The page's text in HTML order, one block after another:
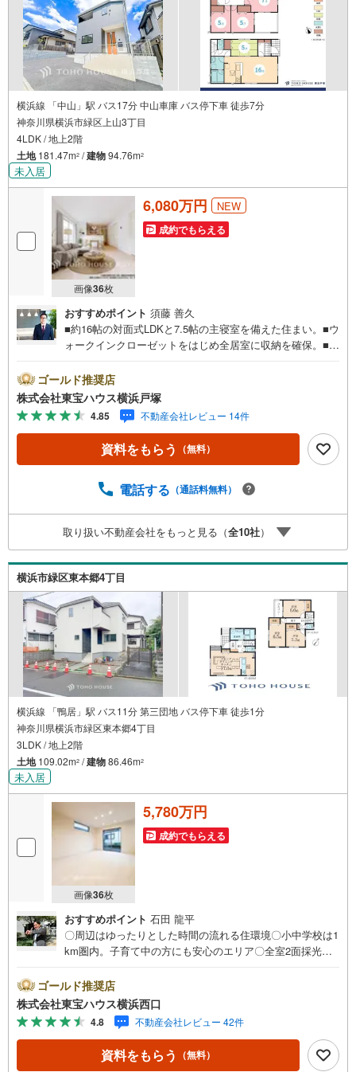
横浜線 「中山」駅 バス17分 中山車庫 バス停下車 徒歩7分
神奈川県横浜市緑区上山3丁目
4LDK / 地上2階
土地181.47m2 /建物94.76m2
未入居
画像36枚
6,080万円 NEW
成約でもらえる
おすすめポイント 須藤 善久
■約16帖の対面式LDKと7.5帖の主寝室を備えた住まい。■ウ
ォークインクローゼットをはじめ全居室に収納を確保。■太
えます♪＝＝＝＝＝＝＝＝＝＝＝＝＝＝＝＝＝＝＝＝【東
宝ハウス横浜戸塚】提携銀行 じぶん銀行利用可 *がん100％
保証団信＋全疾病保障付き＝＝＝＝＝＝＝＝＝＝＝＝＝＝
＝＝＝＝＝＝○現地見学会（事前に必ずお問い合わせくださ
い）毎日、ご見学・ご相談が可能です。9:00～21:00まで。
ご自宅へお迎え、最寄駅でお待ち合わせ、弊社へのご来社
ョンライフプランにあった資金計画や、住宅ローンのご相
料提携駐車場がございます詳しくは営業スタッフよりお伝
えさせて頂きます。なんでもお気軽にお申し付けください
ませ。
ゴールド推奨店
株式会社東宝ハウス横浜戸塚
4.85 不動産会社レビュー 14件
資料をもらう （無料）
電話する （通話料無料）
取り扱い不動産会社をもっと見る（全10社）
横浜市緑区東本郷4丁目
横浜線 「鴨居」駅 バス11分 第三団地 バス停下車 徒歩1分
神奈川県横浜市緑区東本郷4丁目
3LDK / 地上2階
土地109.02m2 /建物86.46m2
未入居
画像36枚
5,780万円
成約でもらえる
おすすめポイント 石田 龍平
〇周辺はゆったりとした時間の流れる住環境〇小中学校は1
km圏内。子育て中の方にも安心のエリア〇全室2面採光の
o！ 不動産キャンペーン対象店舗ーーーー当店で物件を成
約するとPayPayボーナスライトがもらえる「Yahoo！ 不動
産 物件ご成約キャンペーン」の対象になります。「資料を
もらう」「見学予約をする」ボタンからお問い合わせくだ
さい。※必ずYahoo！ JAPAN IDでログインしてください。
※PayPayボーナスライトは出金と譲渡はできません。有効
ゴールド推奨店
株式会社東宝ハウス横浜西口
4.8 不動産会社レビュー 42件
資料をもらう （無料）